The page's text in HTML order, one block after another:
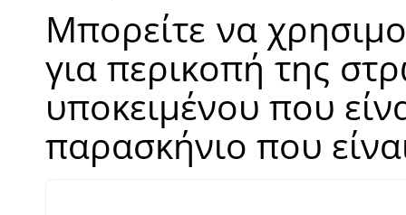
Μπορείτε να
για περικοπή της
υποκειμένου που
παρασκήνιο που